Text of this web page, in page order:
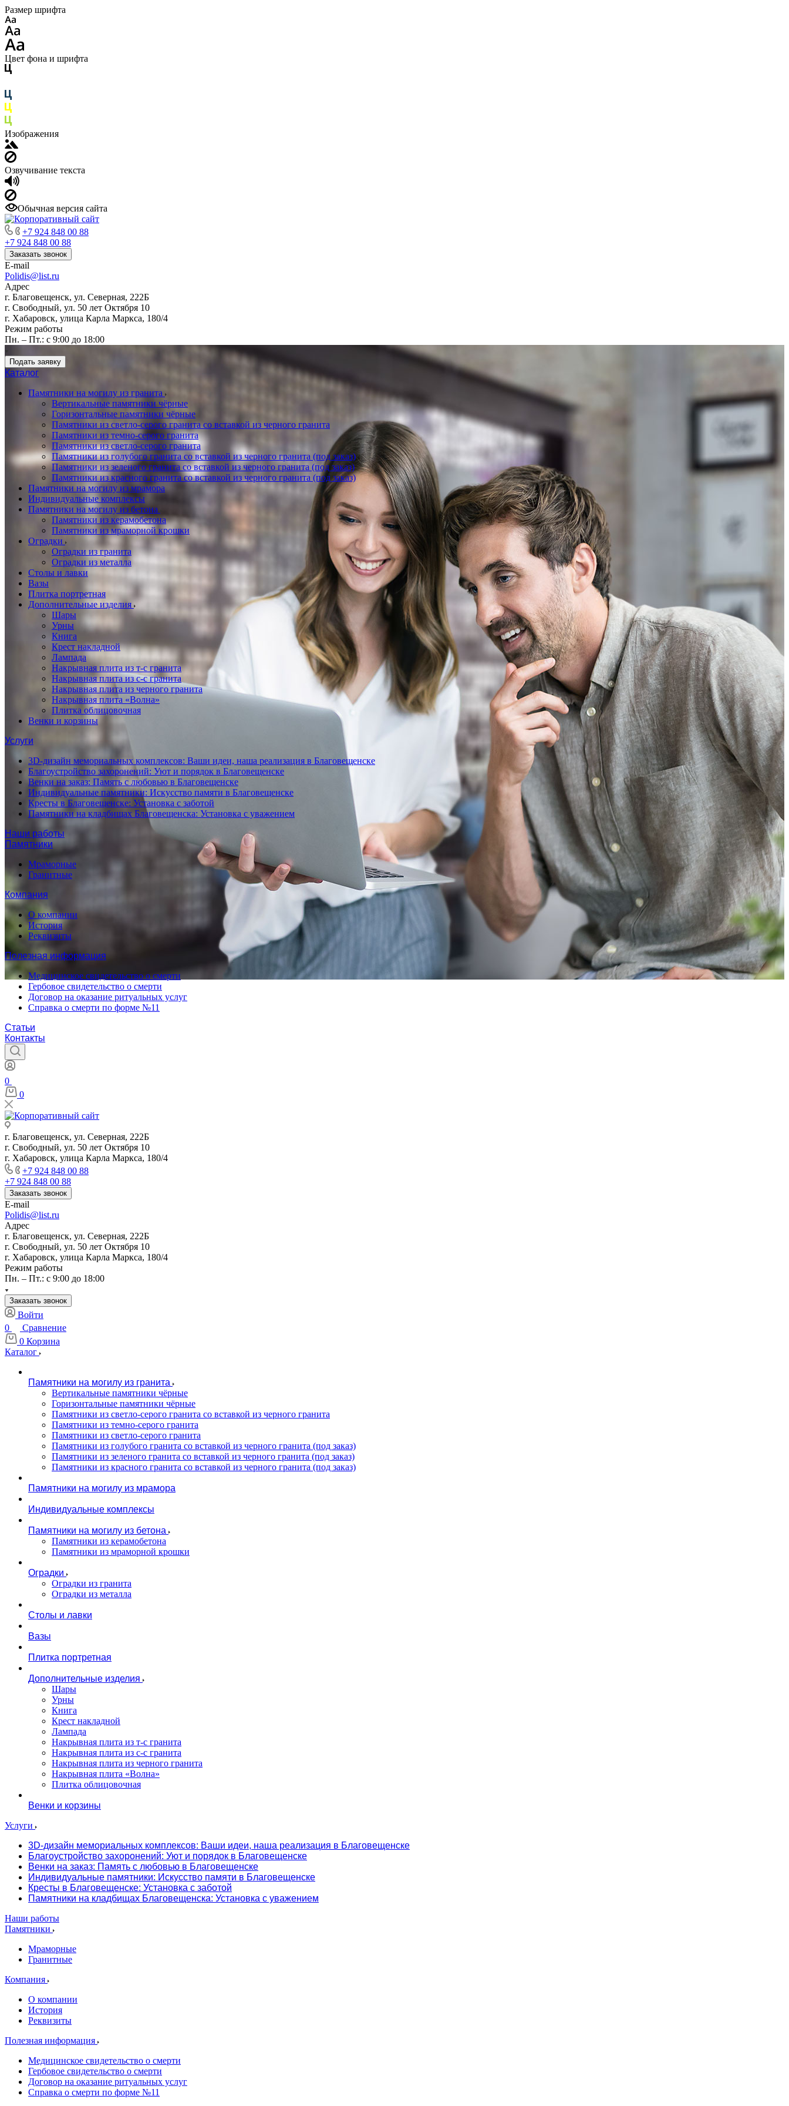
Размер шрифта
Цвет фона и шрифта
Изображения
Озвучивание текста
Обычная версия сайта
+7 924 848 00 88
+7 924 848 00 88
Заказать звонок
E-mail
Polidis@list.ru
Адрес
г. Благовещенск, ул. Северная, 222Б
г. Свободный, ул. 50 лет Октября 10
г. Хабаровск, улица Карла Маркса, 180/4
Режим работы
Пн. – Пт.: с 9:00 до 18:00
Подать заявку
Каталог
Памятники на могилу из гранита
Вертикальные памятники чёрные
Горизонтальные памятники чёрные
Памятники из светло-серого гранита со вставкой из черного гранита
Памятники из темно-серого гранита
Памятники из светло-серого гранита
Памятники из голубого гранита со вставкой из черного гранита (под заказ)
Памятники из зеленого гранита со вставкой из черного гранита (под заказ)
Памятники из красного гранита со вставкой из черного гранита (под заказ)
Памятники на могилу из мрамора
Индивидуальные комплексы
Памятники на могилу из бетона
Памятники из керамобетона
Памятники из мраморной крошки
Оградки
Оградки из гранита
Оградки из металла
Столы и лавки
Вазы
Плитка портретная
Дополнительные изделия
Шары
Урны
Книга
Крест накладной
Лампада
Накрывная плита из т-с гранита
Накрывная плита из с-с гранита
Накрывная плита из черного гранита
Накрывная плита «Волна»
Плитка облицовочная
Венки и корзины
Услуги
3D-дизайн мемориальных комплексов: Ваши идеи, наша реализация в Благовещенске
Благоустройство захоронений: Уют и порядок в Благовещенске
Венки на заказ: Память с любовью в Благовещенске
Индивидуальные памятники: Искусство памяти в Благовещенске
Кресты в Благовещенске: Установка с заботой
Памятники на кладбищах Благовещенска: Установка с уважением
Наши работы
Памятники
Мраморные
Гранитные
Компания
О компании
История
Реквизиты
Полезная информация
Медицинское свидетельство о смерти
Гербовое свидетельство о смерти
Договор на оказание ритуальных услуг
Справка о смерти по форме №11
Статьи
Контакты
0
0
г. Благовещенск, ул. Северная, 222Б
г. Свободный, ул. 50 лет Октября 10
г. Хабаровск, улица Карла Маркса, 180/4
+7 924 848 00 88
+7 924 848 00 88
Заказать звонок
E-mail
Polidis@list.ru
Адрес
г. Благовещенск, ул. Северная, 222Б
г. Свободный, ул. 50 лет Октября 10
г. Хабаровск, улица Карла Маркса, 180/4
Режим работы
Пн. – Пт.: с 9:00 до 18:00
Заказать звонок
Войти
0
Сравнение
0 Корзина
Каталог
Памятники на могилу из гранита
Вертикальные памятники чёрные
Горизонтальные памятники чёрные
Памятники из светло-серого гранита со вставкой из черного гранита
Памятники из темно-серого гранита
Памятники из светло-серого гранита
Памятники из голубого гранита со вставкой из черного гранита (под заказ)
Памятники из зеленого гранита со вставкой из черного гранита (под заказ)
Памятники из красного гранита со вставкой из черного гранита (под заказ)
Памятники на могилу из мрамора
Индивидуальные комплексы
Памятники на могилу из бетона
Памятники из керамобетона
Памятники из мраморной крошки
Оградки
Оградки из гранита
Оградки из металла
Столы и лавки
Вазы
Плитка портретная
Дополнительные изделия
Шары
Урны
Книга
Крест накладной
Лампада
Накрывная плита из т-с гранита
Накрывная плита из с-с гранита
Накрывная плита из черного гранита
Накрывная плита «Волна»
Плитка облицовочная
Венки и корзины
Услуги
3D-дизайн мемориальных комплексов: Ваши идеи, наша реализация в Благовещенске
Благоустройство захоронений: Уют и порядок в Благовещенске
Венки на заказ: Память с любовью в Благовещенске
Индивидуальные памятники: Искусство памяти в Благовещенске
Кресты в Благовещенске: Установка с заботой
Памятники на кладбищах Благовещенска: Установка с уважением
Наши работы
Памятники
Мраморные
Гранитные
Компания
О компании
История
Реквизиты
Полезная информация
Медицинское свидетельство о смерти
Гербовое свидетельство о смерти
Договор на оказание ритуальных услуг
Справка о смерти по форме №11